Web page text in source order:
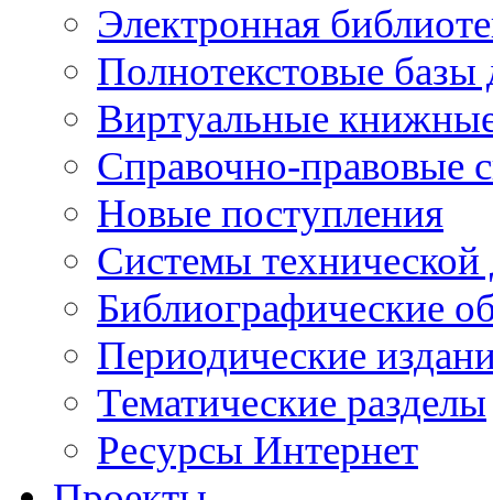
Электронная
Полнотекстовые
Виртуальные
Справочно-правовые
Новые поступления
Cистемы
Библиографические
Периодические
Тематические разделы
Ресурсы Интернет